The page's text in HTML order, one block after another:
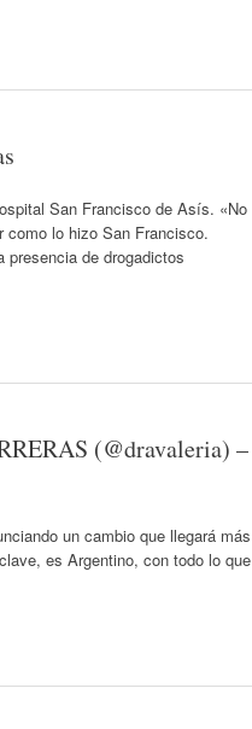
San Francisco de Asís. «No
como lo hizo San Francisco.
presencia de drogadictos
(@dravaleria) –
un cambio que llegará más
es Argentino, con todo lo que